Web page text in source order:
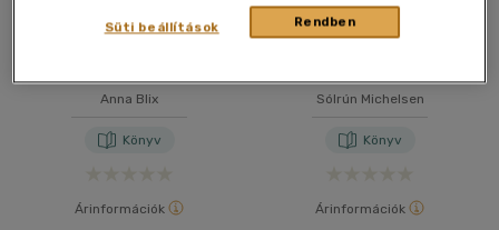
Anna Blix
Könyv
Árinformációk
Sólrún Michelsen
Könyv
Árinformációk
Rendben
Süti beállítások